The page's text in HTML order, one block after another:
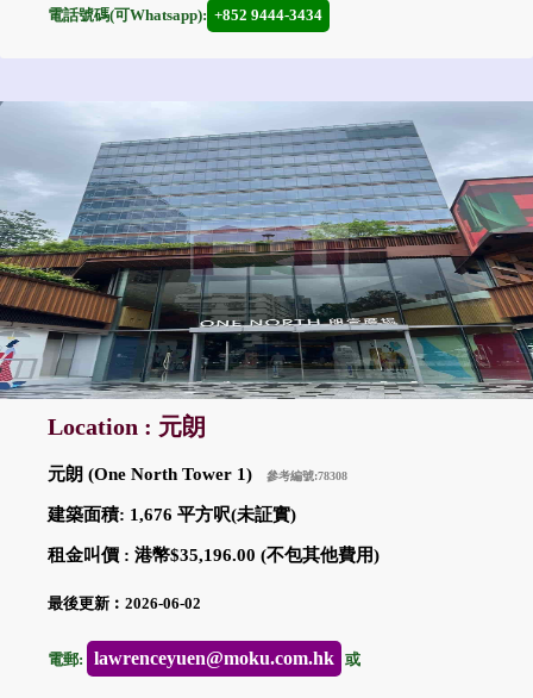
電話號碼(可Whatsapp): +852 9444-3434
Location : 元朗
元朗 (One North Tower 1) 參考編號:78308
建築面積: 1,676 平方呎(未証實)
租金叫價 : 港幣$35,196.00 (不包其他費用)
最後更新︰2026-06-02
電郵: lawrenceyuen@moku.com.hk 或